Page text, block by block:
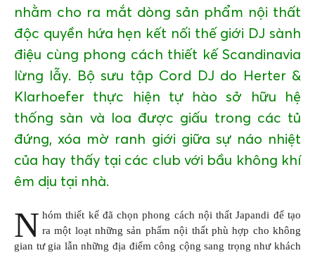
nhằm cho ra mắt dòng sản phẩm nội thất
độc quyền hứa hẹn kết nối thế giới DJ sành
điệu cùng phong cách thiết kế Scandinavia
lừng lẫy. Bộ sưu tập Cord DJ do Herter &
Klarhoefer thực hiện tự hào sở hữu hệ
thống sàn và loa được giấu trong các tủ
đứng, xóa mờ ranh giới giữa sự náo nhiệt
của hay thấy tại các club với bầu không khí
êm dịu tại nhà.
N hóm thiết kế đã chọn phong cách nội thất Japandi để tạo
ra một loạt những sản phẩm nội thất phù hợp cho không
gian tư gia lẫn những địa điểm công cộng sang trọng như khách